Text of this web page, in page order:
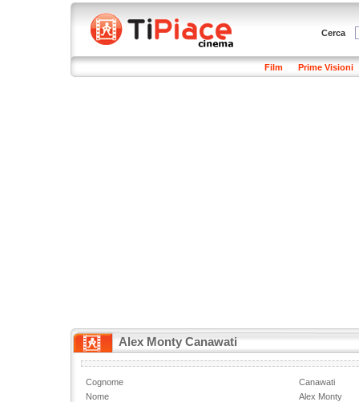
Cerca
Film Prime Visioni
Alex Monty Canawati
Cognome
Canawati
Nome
Alex Monty